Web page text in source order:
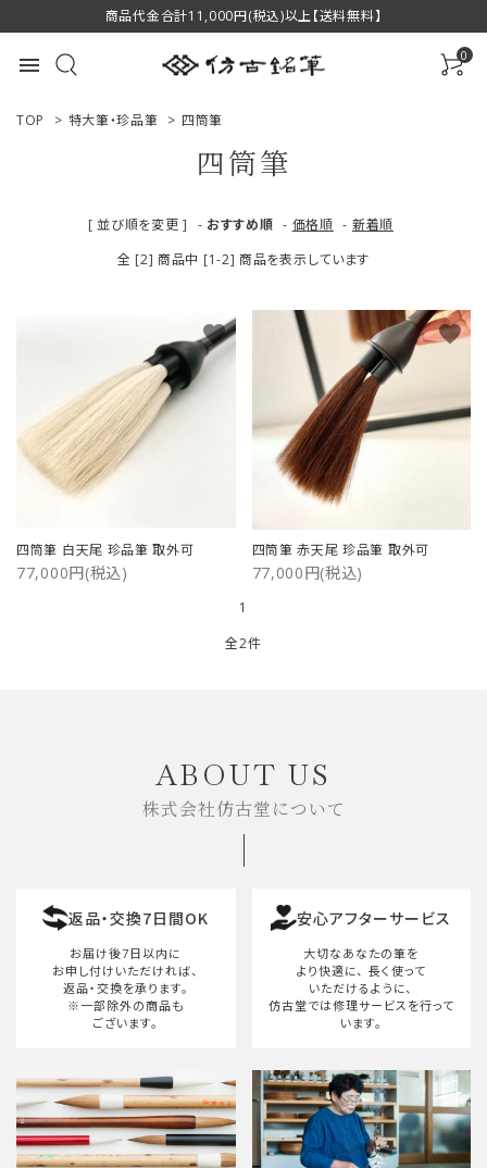
商品代金合計11,000円(税込)以上【送料無料】
menu 0
ACCOUNT MENU
用途で選ぶ
私たちについて
プライバシーポリシー
TOP > 特大筆・珍品筆 > 四筒筆
四筒筆
[ 並び順を変更 ] - おすすめ順 - 価格順 - 新着順
全 [2] 商品中 [1-2] 商品を表示しています
四筒筆 白天尾 珍品筆 取外可
77,000円(税込)
favorite
四筒筆 赤天尾 珍品筆 取外可
77,000円(税込)
favorite
1
全2件
検索する
ABOUT US
株式会社仿古堂について
返品・交換7日間OK
お届け後7日以内に
お申し付けいただければ、
返品・交換を承ります。
※一部除外の商品も
ございます。
安心アフターサービス
大切なあなたの筆を
より快適に、 長く使って
いただけるように、
仿古堂では修理サービスを行って
います。